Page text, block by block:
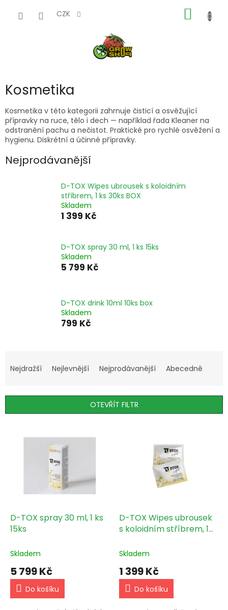
CZK
KOŠÍK
Kosmetika
Kosmetika v této kategorii zahrnuje čisticí a osvěžující
přípravky na ruce, tělo i dech — například řada Kleaner na
odstranění pachu a nečistot. Praktické pro rychlé osvěžení a
hygienu. Diskrétní a účinné přípravky.
Nejprodávanější
D-TOX Wipes ubrousek s koloidním
stříbrem, 1 ks 30ks BOX
Skladem
1 399 Kč
D-TOX spray 30 ml, 1 ks 15ks
Skladem
5 799 Kč
D-TOX drink 10ml 10ks box
Skladem
799 Kč
a
í
Nejdražší Nejlevnější Nejprodávanější Abecedně
OTEVŘÍT FILTR
d
u
D-TOX spray 30 ml, 1 ks
15ks
Skladem
5 799 Kč
Do košíku
D-TOX Wipes ubrousek
s koloidním stříbrem, 1
Skladem
1 399 Kč
Do košíku